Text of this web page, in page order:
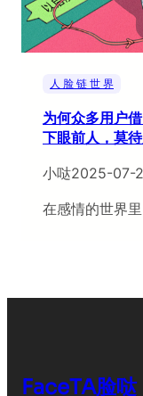
人 脸 链 世 界
为何众多用户
下眼前人，莫待
小哒2025-07-
在感情的世界
FaceTA脸哒